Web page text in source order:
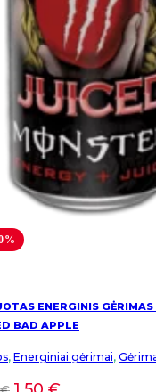
ENERGINIS GĖRIMAS
BAD APPLE
, Energiniai gėrimai,